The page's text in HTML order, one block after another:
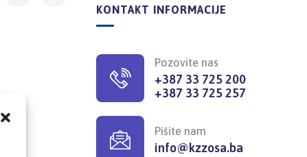
KONTAKT INFORMACIJE
Pozovite nas
+387 33 725 200
+387 33 725 257
Pišite nam
info@kzzosa.ba